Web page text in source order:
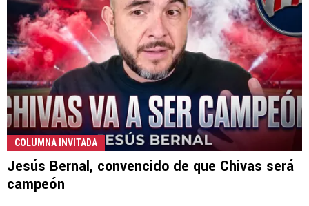
COLUMNA INVITADA
Jesús Bernal, convencido de que Chivas será
campeón